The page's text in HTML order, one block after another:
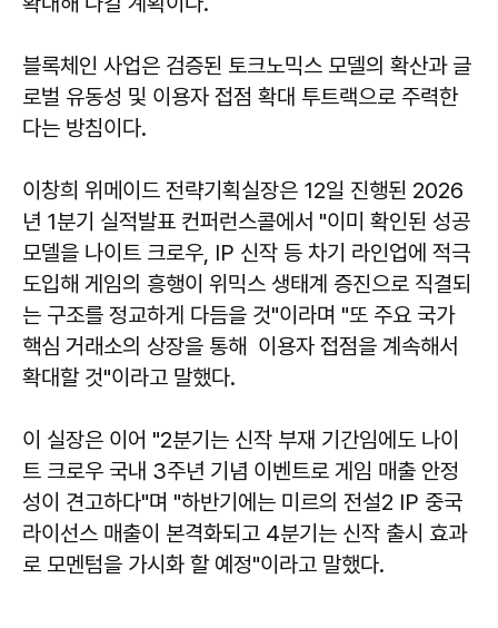
블록체인 사업은 검증된 토크노믹스 모델의 확산과 글
로벌 유동성 및 이용자 접점 확대 투트랙으로 주력한
다는 방침이다.
이창희 위메이드 전략기획실장은 12일 진행된 2026
년 1분기 실적발표 컨퍼런스콜에서 "이미 확인된 성공
모델을 나이트 크로우, IP 신작 등 차기 라인업에 적극
도입해 게임의 흥행이 위믹스 생태계 증진으로 직결되
는 구조를 정교하게 다듬을 것"이라며 "또 주요 국가
핵심 거래소의 상장을 통해 이용자 접점을 계속해서
확대할 것"이라고 말했다.
이 실장은 이어 "2분기는 신작 부재 기간임에도 나이
트 크로우 국내 3주년 기념 이벤트로 게임 매출 안정
성이 견고하다"며 "하반기에는 미르의 전설2 IP 중국
라이선스 매출이 본격화되고 4분기는 신작 출시 효과
로 모멘텀을 가시화 할 예정"이라고 말했다.